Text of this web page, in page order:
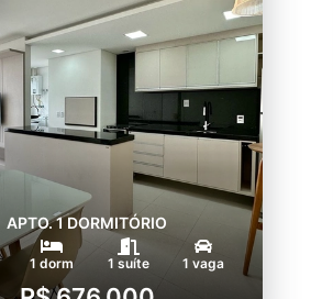
APTO. 1 DORMITÓRIO
1 dorm 1 suíte 1 vaga